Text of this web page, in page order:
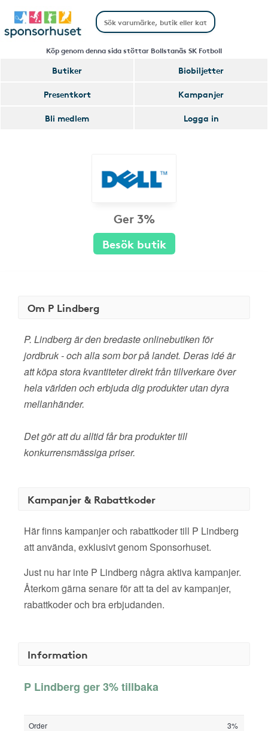
Köp genom denna sida stöttar Bollstanäs SK Fotboll
Butiker
Biobiljetter
Presentkort
Kampanjer
Bli medlem
Logga in
Ger 3%
Besök butik
Om P Lindberg
P. Lindberg är den bredaste onlinebutiken för
jordbruk - och alla som bor på landet. Deras idé är
att köpa stora kvantiteter direkt från tillverkare över
hela världen och erbjuda dig produkter utan dyra
mellanhänder.
Det gör att du alltid får bra produkter till
konkurrensmässiga priser.
Kampanjer & Rabattkoder
Här finns kampanjer och rabattkoder till P Lindberg
att använda, exklusivt genom Sponsorhuset.
Just nu har inte P Lindberg några aktiva kampanjer.
Återkom gärna senare för att ta del av kampanjer,
rabattkoder och bra erbjudanden.
Information
P Lindberg ger 3% tillbaka
Order 3%